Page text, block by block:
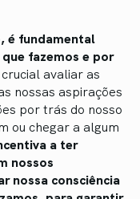
é fundamental
fazemos e por
crucial avaliar as
nossas aspirações
por trás do nosso
ou chegar a algum
a ter
nossos
nossa consciência